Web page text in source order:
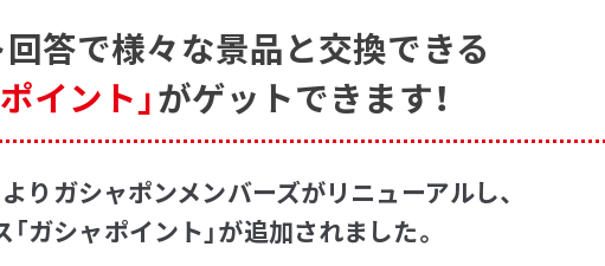
答で様々な景品と交換できる
イント」がゲットできます！
りガシャポンメンバーズがリニューアルし、
ガシャポイント」が追加されました。